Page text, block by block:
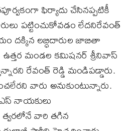
ఫిర్యాదు చేసినప్పటికీ
పట్టించుకోవడం లేదనిరేవంత్‌
దక్కిన లబ్ధిదారుల జాబితా
మండల కమిషనర్ ‌శ్రీనివాస్‌
రేవంత్‌ రెడ్డి మండిపడ్డారు.
వారు అనుకుంటున్నారు.
నాయకులు
వారి తగిన